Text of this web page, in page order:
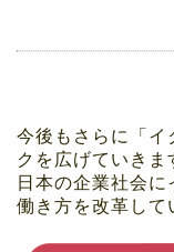
今後もさらに「イ
クを広げていきま
日本の企業社会に
働き方を改革して